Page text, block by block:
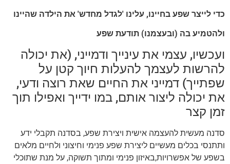
כדי לייצר שפע בחיינו, עלינו 'לגדל מחדש' את הילדה שהיינו
ולהטמיע בה (ובעצמנו) תודעת שפע
ועכשיו, עצמי את עינייך ודמייני, (את יכולה
להרשות לעצמך להעלות חיוך קטן על
שפתייך) דמייני את החיים שאת רוצה ודעי,
את יכולה ליצור אותם, במו ידייך ואפילו תוך
זמן קצר
סדנה מעשית להעצמה אישית ויצירת שפע, בסדנה תקבלי ידע
ותתנסי בכלים מעשיים ליצירת שפע פנימי וחיצוני ולחיים מלאים
בשפע של אפשרויות,באיזון פנימי ומתוך תשוקה, על מנת שתוכלי